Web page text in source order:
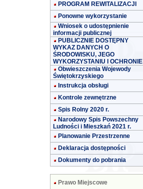
PROGRAM REWITALIZACJI
Ponowne wykorzystanie
Wniosek o udostępnienie
informacji publicznej
PUBLICZNIE DOSTĘPNY
WYKAZ DANYCH O
ŚRODOWISKU, JEGO
WYKORZYSTANIU I OCHRONIE
Obwieszczenia Wojewody
Świętokrzyskiego
Instrukcja obsługi
Kontrole zewnętrzne
Spis Rolny 2020 r.
Narodowy Spis Powszechny
Ludności i Mieszkań 2021 r.
Planowanie Przestrzenne
Deklaracja dostępności
Dokumenty do pobrania
Prawo Miejscowe